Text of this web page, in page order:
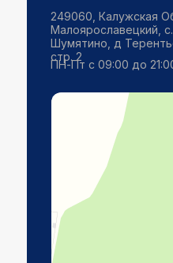
249060, Калужская
Малоярославецкий,
Шумятино, д
стр. 2
ПН-Пт с 09:00 до
Яндекс Карты
Сельское поселение
как добраться, координаты